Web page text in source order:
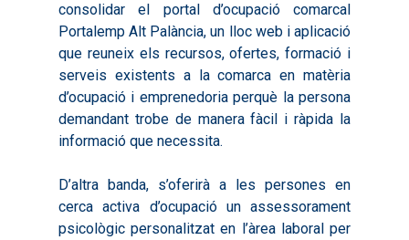
consolidar el portal d’ocupació comarcal
Portalemp Alt Palància, un lloc web i aplicació
que reuneix els recursos, ofertes, formació i
serveis existents a la comarca en matèria
d’ocupació i emprenedoria perquè la persona
demandant trobe de manera fàcil i ràpida la
informació que necessita.
D’altra banda, s’oferirà a les persones en
cerca activa d’ocupació un assessorament
psicològic personalitzat en l’àrea laboral per
Inici
Què és Avalem
Missions
Diagnòstics
Publicacions